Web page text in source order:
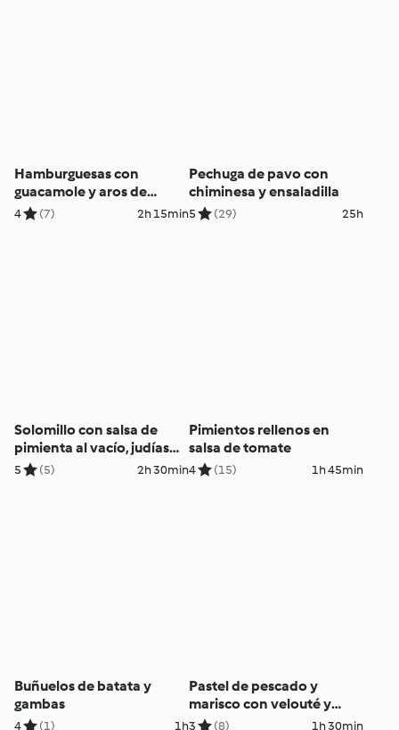
Hamburguesas con
guacamole y aros de
cebolla (sin gluten)
4 (7) 2h 15min
Pechuga de pavo con
chiminesa y ensaladilla
5 (29) 25h
Solomillo con salsa de
pimienta al vacío, judías
verdes y gratén de patatas
5 (5) 2h 30min
Pimientos rellenos en
salsa de tomate
4 (15) 1h 45min
Buñuelos de batata y
gambas
4 (1) 1h
Pastel de pescado y
marisco con velouté y
salsa verde
3 (8) 1h 30min